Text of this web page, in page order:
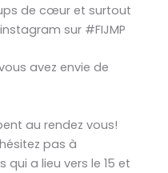
de cœur et surtout
sur #FIJMP
avez envie de
au rendez vous!
pas à
a lieu vers le 15 et